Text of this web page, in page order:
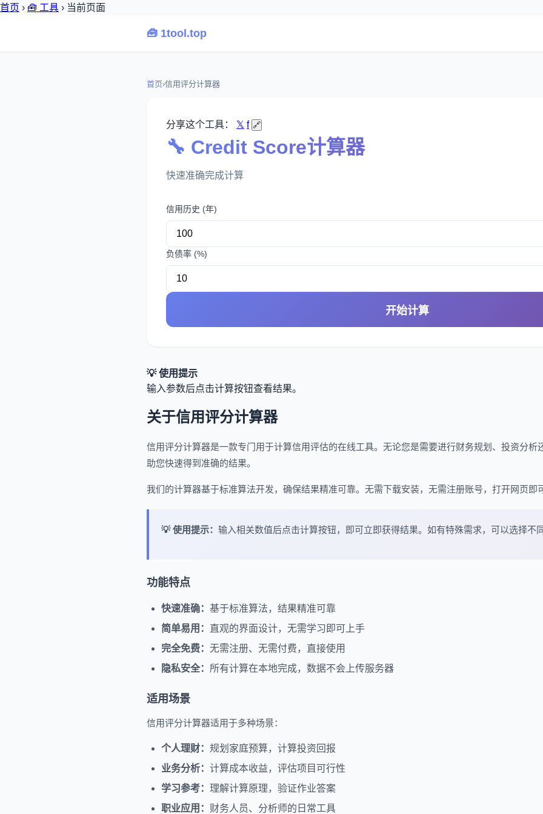
首页 › 🧰 工具 › 当前页面
🧰 1tool.top
首页›信用评分计算器
分享这个工具： 𝕏 f 🔗
🔧 Credit Score计算器
快速准确完成计算
信用历史 (年)
负债率 (%)
开始计算
💡 使用提示
输入参数后点击计算按钮查看结果。
关于信用评分计算器
信用评分计算器是一款专门用于计算信用评估的在线工具。无论您是需要进行财务规划、投资分析
助您快速得到准确的结果。
我们的计算器基于标准算法开发，确保结果精准可靠。无需下载安装，无需注册账号，打开网页即
💡 使用提示： 输入相关数值后点击计算按钮，即可立即获得结果。如有特殊需求，可以选择不
功能特点
快速准确： 基于标准算法，结果精准可靠
简单易用： 直观的界面设计，无需学习即可上手
完全免费： 无需注册、无需付费，直接使用
隐私安全： 所有计算在本地完成，数据不会上传服务器
适用场景
信用评分计算器适用于多种场景：
个人理财： 规划家庭预算，计算投资回报
业务分析： 计算成本收益，评估项目可行性
学习参考： 理解计算原理，验证作业答案
职业应用： 财务人员、分析师的日常工具